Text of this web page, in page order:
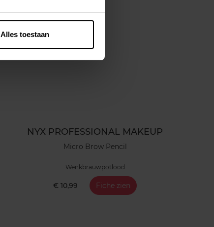
Alles toestaan
NYX PROFESSIONAL MAKEUP
Micro Brow Pencil
Wenkbrauwpotlood
€ 10,99 Fiche zien